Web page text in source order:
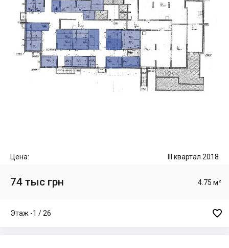
Цена: III квартал 2018
74 тыс грн 4.75 м²
Этаж -1 / 26 